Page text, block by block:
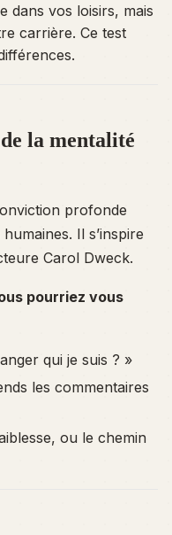
dans vos loisirs, mais
carrière. Ce test
la mentalité
profonde
Il s’inspire
Carol Dweck.
pourriez vous
qui je suis ? »
les commentaires
ou le chemin